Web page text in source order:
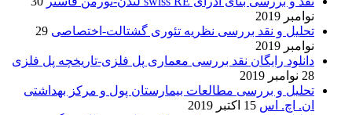
نوامبر 2019
تحلیل و نقد بررسی نظریه تئوری گشتالت-اختصاصی 29
نوامبر 2019
دانلود رایگان نقد بررسی معماری پل فلزی-تاریخچه پل فلزی
28 نوامبر 2019
تحلیل و بررسی مطالعات بیمارستان پول و مرکز بهداشتی
ان. اچ. اس 15 اکتبر 2019